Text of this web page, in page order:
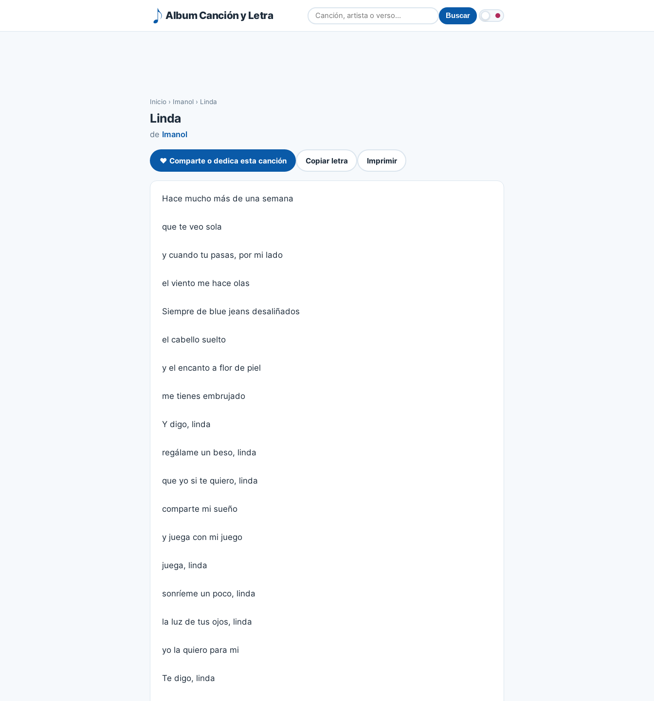
Album Canción y Letra Buscar
Inicio › Imanol › Linda
Linda
de Imanol
❤️ Comparte o dedica esta canción Copiar letra Imprimir
Hace mucho más de una semana
que te veo sola
y cuando tu pasas, por mi lado
el viento me hace olas
Siempre de blue jeans desaliñados
el cabello suelto
y el encanto a flor de piel
me tienes embrujado
Y digo, linda
regálame un beso, linda
que yo si te quiero, linda
comparte mi sueño
y juega con mi juego
juega, linda
sonríeme un poco, linda
la luz de tus ojos, linda
yo la quiero para mi
Te digo, linda